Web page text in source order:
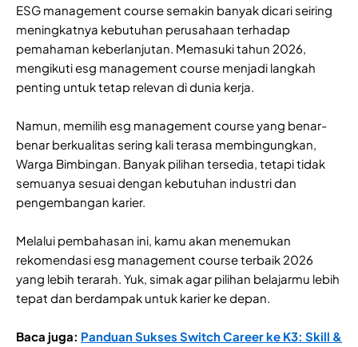
ESG management course semakin banyak dicari seiring
meningkatnya kebutuhan perusahaan terhadap
pemahaman keberlanjutan. Memasuki tahun 2026,
mengikuti esg management course menjadi langkah
penting untuk tetap relevan di dunia kerja.
Namun, memilih esg management course yang benar-
benar berkualitas sering kali terasa membingungkan,
Warga Bimbingan. Banyak pilihan tersedia, tetapi tidak
semuanya sesuai dengan kebutuhan industri dan
pengembangan karier.
Melalui pembahasan ini, kamu akan menemukan
rekomendasi esg management course terbaik 2026
yang lebih terarah. Yuk, simak agar pilihan belajarmu lebih
tepat dan berdampak untuk karier ke depan.
Baca juga: Panduan Sukses Switch Career ke K3: Skill &